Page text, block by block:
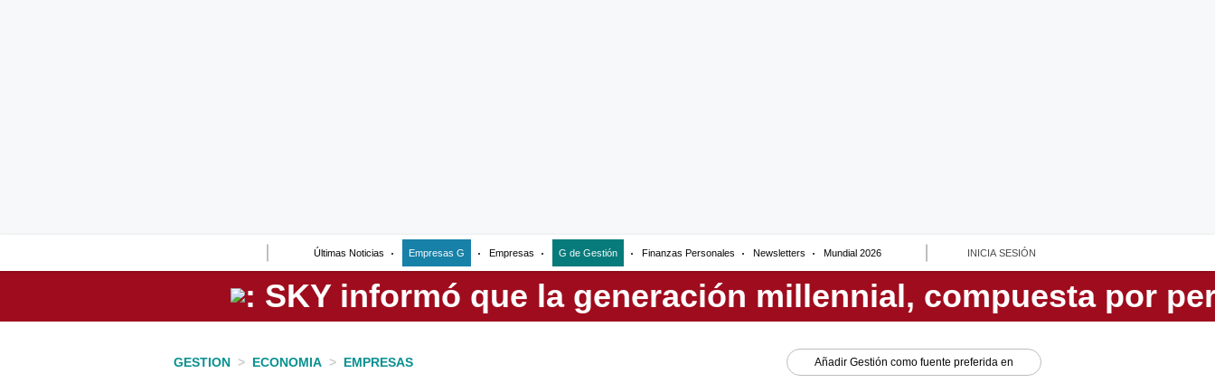
Últimas Noticias Empresas G Empresas G de Gestión Finanzas Personales Newsletters Mundial 2026 INICIA SESIÓN
Perú
GESTION > ECONOMIA > EMPRESAS Añadir Gestión como fuente preferida en